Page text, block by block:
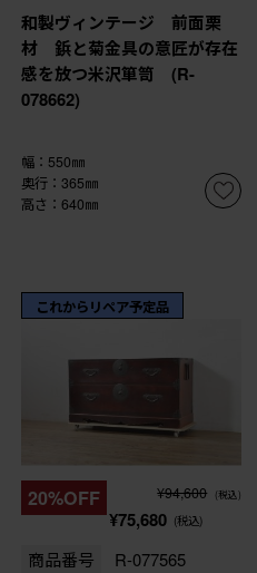
和製ヴィンテージ 前面栗
材 鋲と菊金具の意匠が存在
感を放つ米沢箪笥 (R-
078662)
幅：550㎜
奥行：365㎜
高さ：640㎜
これからリペア予定品
20%OFF ¥94,600 (税込)
¥75,680 (税込)
商品番号 R-077565